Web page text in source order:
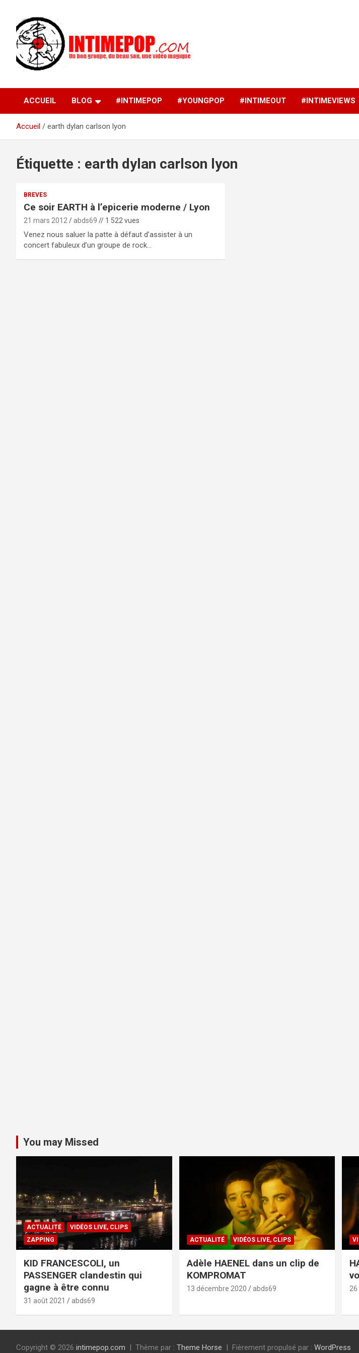
contenu
intimepop.com
musiques actuelles pop rock, post-rock, indé sur Lyon. rock pop
concert lyon
ACCUEIL BLOG #INTIMEPOP #YOUNGPOP #INTIMEOUT #INTIMEVIEWS
Accueil earth dylan carlson lyon
Étiquette : earth dylan carlson lyon
BREVES
Ce soir EARTH à l’epicerie moderne / Lyon
21 mars 2012 abds69 // 1 522 vues
Venez nous saluer la patte à défaut d’assister à un
concert fabuleux d’un groupe de rock…
You may Missed
ACTUALITÉ
VIDÉOS LIVE, CLIPS
ZAPPING
KID FRANCESCOLI, un
PASSENGER clandestin qui
gagne à être connu
31 août 2021 abds69
ACTUALITÉ VIDÉOS LIVE, CLIPS
Adèle HAENEL dans un clip de
KOMPROMAT
13 décembre 2020 abds69
Copyright © 2026 intimepop.com Thème par : Theme Horse Fièrement propulsé par : WordPress